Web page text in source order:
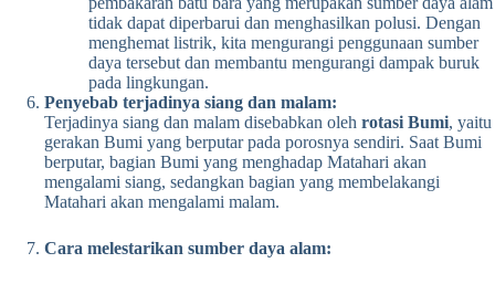
tidak dapat diperbarui dan menghasilkan polusi. Dengan
menghemat listrik, kita mengurangi penggunaan sumber
daya tersebut dan membantu mengurangi dampak buruk
pada lingkungan.
Penyebab terjadinya siang dan malam:
Terjadinya siang dan malam disebabkan oleh rotasi Bumi, yaitu
gerakan Bumi yang berputar pada porosnya sendiri. Saat Bumi
berputar, bagian Bumi yang menghadap Matahari akan
mengalami siang, sedangkan bagian yang membelakangi
Matahari akan mengalami malam.
Cara melestarikan sumber daya alam: